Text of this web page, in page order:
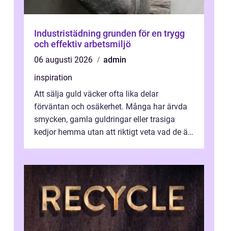
Industristädning grunden för en trygg
och effektiv arbetsmiljö
06 augusti 2026
admin
inspiration
Att sälja guld väcker ofta lika delar
förväntan och osäkerhet. Många har ärvda
smycken, gamla guldringar eller trasiga
kedjor hemma utan att riktigt veta vad de är